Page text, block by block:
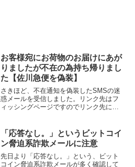
お客様宛にお荷物のお届けにあが
りましたが不在の為持ち帰りまし
た【佐川急便を偽装】
さきほど、不在通知を偽装したSMSの迷
惑メールを受信しました。リンク先はフ
ィッシングページですのでリンク先には
り、不明です。本文本文は以下の通り。
お客様宛にお荷物のお...
「応答なし。」というビットコイ
ン脅迫系詐欺メールに注意
先日より「応答なし。」という、ビット
コイン脅迫系詐欺メールが多く確認して